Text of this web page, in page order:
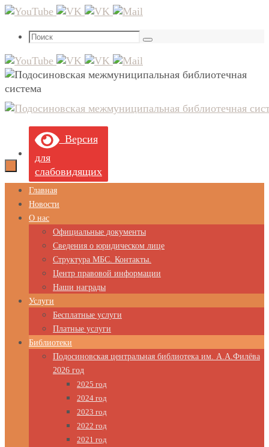
Перейти
содержимому
Что
Поиск
Версия
для
слабовидящих
Перейти
содержимому
Главная
Новости
О нас
Официальные документы
Сведения о юридическом лице
Структура МБС. Контакты.
Центр правовой информации
Наши награды
Услуги
Бесплатные услуги
Платные услуги
Библиотеки
Подосиновская центральная библиотека им. А.А.Филёва
2026 год
2025 год
2024 год
2023 год
2022 год
2021 год